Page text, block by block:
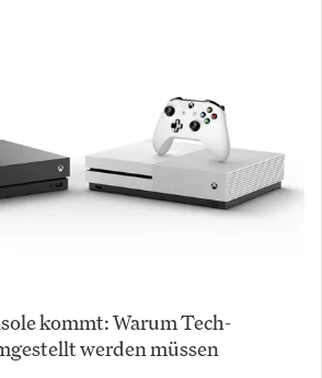
kommt: Warum Tech-
werden müssen